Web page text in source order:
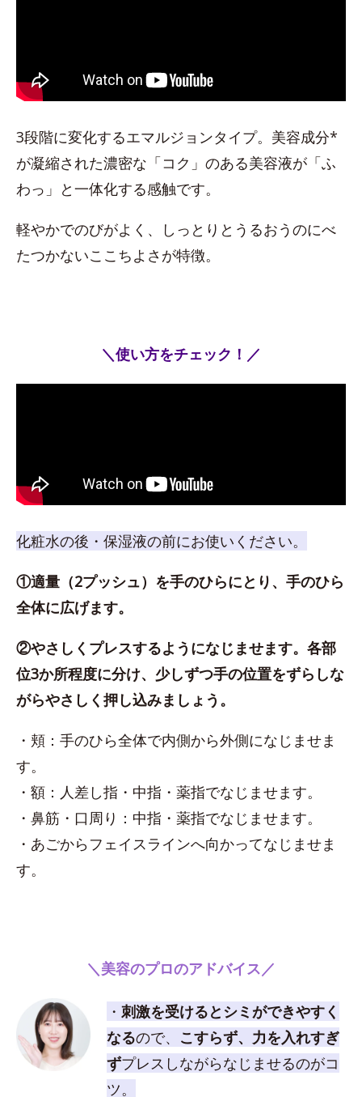
3段階に変化するエマルジョンタイプ。美容成分*
が凝縮された濃密な「コク」のある美容液が「ふ
わっ」と一体化する感触です。
軽やかでのびがよく、しっとりとうるおうのにべ
たつかないここちよさが特徴。
＼使い方をチェック！／
化粧水の後・保湿液の前にお使いください。
①適量（2プッシュ）を手のひらにとり、手のひら
全体に広げます。
②やさしくプレスするようになじませます。各部
位3か所程度に分け、少しずつ手の位置をずらしな
がらやさしく押し込みましょう。
・頬：手のひら全体で内側から外側になじませま
す。
・額：人差し指・中指・薬指でなじませます。
・鼻筋・口周り：中指・薬指でなじませます。
・あごからフェイスラインへ向かってなじませま
す。
＼美容のプロのアドバイス／
・ 刺激を受けるとシミができやすく
なるので、 こすらず、力を入れすぎ
ずプレスしながらなじませるのがコ
ツ。